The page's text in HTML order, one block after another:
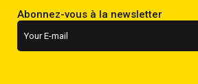
Abonnez-vous à la newsletter